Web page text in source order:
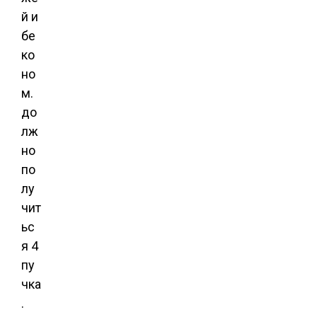
й и
бе
ко
но
м.
до
лж
но
по
лу
чит
ьс
я 4
пу
чка
.